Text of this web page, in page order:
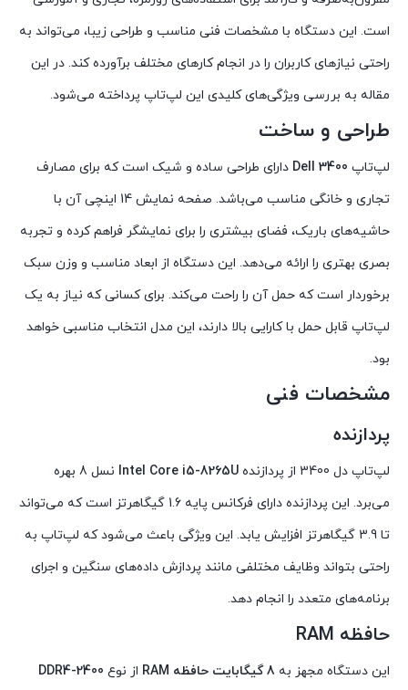
است. این دستگاه با مشخصات فنی مناسب و طراحی زیبا، می‌تواند به
راحتی نیازهای کاربران را در انجام کارهای مختلف برآورده کند. در این
مقاله به بررسی ویژگی‌های کلیدی این لپ‌تاپ پرداخته می‌شود.
طراحی و ساخت
لپ‌تاپ Dell 3400 دارای طراحی ساده و شیک است که برای مصارف
تجاری و خانگی مناسب می‌باشد. صفحه نمایش 14 اینچی آن با
حاشیه‌های باریک، فضای بیشتری را برای نمایشگر فراهم کرده و تجربه
بصری بهتری را ارائه می‌دهد. این دستگاه از ابعاد مناسب و وزن سبک
برخوردار است که حمل آن را راحت می‌کند. برای کسانی که نیاز به یک
لپ‌تاپ قابل حمل با کارایی بالا دارند، این مدل انتخاب مناسبی خواهد
بود.
مشخصات فنی
پردازنده
لپ‌تاپ دل 3400 از پردازنده Intel Core i5-8265U
نسل 8 بهره
می‌برد. این پردازنده دارای فرکانس پایه 1.6 گیگاهرتز است که می‌تواند
تا 3.9 گیگاهرتز افزایش یابد. این ویژگی باعث می‌شود که لپ‌تاپ به
راحتی بتواند وظایف مختلفی مانند پردازش داده‌های سنگین و اجرای
برنامه‌های متعدد را انجام دهد.
حافظه RAM
این دستگاه مجهز به 8 گیگابایت حافظه RAM از نوع DDR4-2400